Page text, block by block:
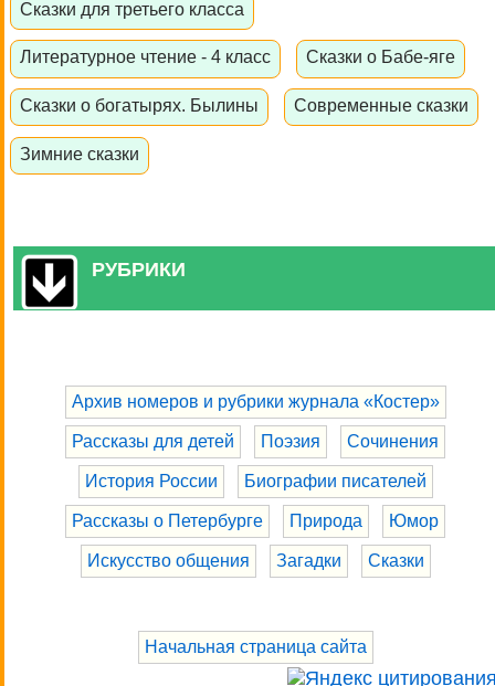
Сказки для третьего класса
Литературное чтение - 4 класс Сказки о Бабе-яге
Сказки о богатырях. Былины Современные сказки
Зимние сказки
РУБРИКИ
Архив номеров и рубрики журнала «Костер»
Рассказы для детей Поэзия Сочинения
История России Биографии писателей
Рассказы о Петербурге Природа Юмор
Искусство общения Загадки Сказки
Начальная страница сайта